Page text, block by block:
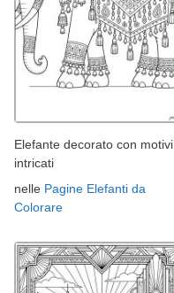
Elefante decorato con motivi
intricati
nelle Pagine Elefanti da
Colorare